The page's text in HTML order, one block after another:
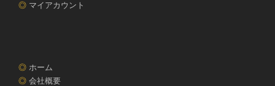
◎ マイアカウント
◎ ホーム
◎ 会社概要